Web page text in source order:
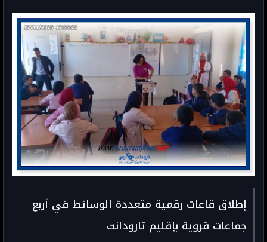
إطلاق قاعات رقمية متعددة الوسائط في أربع
جماعات قروية بإقليم تارودانت